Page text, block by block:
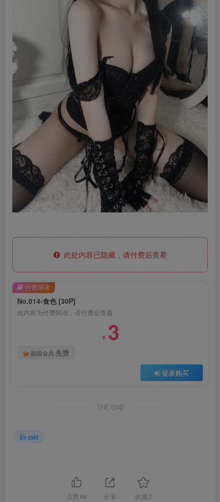
此处内容已隐藏，请付费后查看
No.014-食色 [30P]
此内容为付费阅读，请付费后查看
￥ 3
超级会员 免费
登录购买
付费阅读
THE END
zxkt
点赞 66 分享 收藏 2